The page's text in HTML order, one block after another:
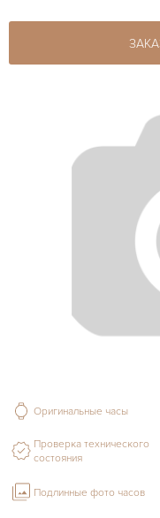
Оригинальные часы
Проверка технического
состояния
Подлинные фото часов